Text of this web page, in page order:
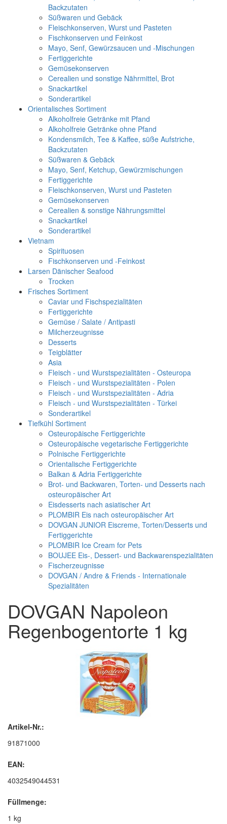
Backzutaten
Süßwaren und Gebäck
Fleischkonserven, Wurst und Pasteten
Fischkonserven und Feinkost
Mayo, Senf, Gewürzsaucen und -Mischungen
Fertiggerichte
Gemüsekonserven
Cerealien und sonstige Nährmittel, Brot
Snackartikel
Sonderartikel
Orientalisches Sortiment
Alkoholfreie Getränke mit Pfand
Alkoholfreie Getränke ohne Pfand
Kondensmilch, Tee & Kaffee, süße Aufstriche,
Backzutaten
Süßwaren & Gebäck
Mayo, Senf, Ketchup, Gewürzmischungen
Fertiggerichte
Fleischkonserven, Wurst und Pasteten
Gemüsekonserven
Cerealien & sonstige Nährungsmittel
Snackartikel
Sonderartikel
Vietnam
Spirituosen
Fischkonserven und -Feinkost
Larsen Dänischer Seafood
Trocken
Frisches Sortiment
Caviar und Fischspezialitäten
Fertiggerichte
Gemüse / Salate / Antipasti
Milcherzeugnisse
Desserts
Teigblätter
Asia
Fleisch - und Wurstspezialitäten - Osteuropa
Fleisch - und Wurstspezialitäten - Polen
Fleisch - und Wurstspezialitäten - Adria
Fleisch - und Wurstspezialitäten - Türkei
Sonderartikel
Tiefkühl Sortiment
Osteuropäische Fertiggerichte
Osteuropäische vegetarische Fertiggerichte
Polnische Fertiggerichte
Orientalische Fertiggerichte
Balkan & Adria Fertiggerichte
Brot- und Backwaren, Torten- und Desserts nach
osteuropäischer Art
Eisdesserts nach asiatischer Art
PLOMBIR Eis nach osteuropäischer Art
DOVGAN JUNIOR Eiscreme, Torten/Desserts und
Fertiggerichte
PLOMBIR Ice Cream for Pets
BOUJEE Eis-, Dessert- und Backwarenspezialitäten
Fischerzeugnisse
DOVGAN / Andre & Friends - Internationale
Spezialitäten
DOVGAN Napoleon
Regenbogentorte 1 kg
Artikel-Nr.:
91871000
EAN:
4032549044531
Füllmenge:
1 kg